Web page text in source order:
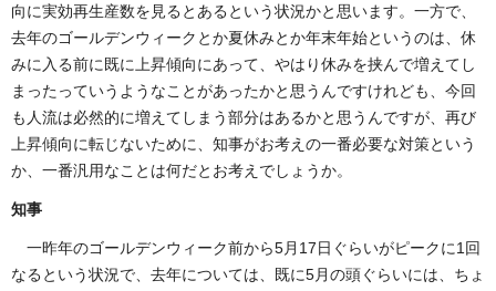
向に実効再生産数を見るとあるという状況かと思います。一方で、
去年のゴールデンウィークとか夏休みとか年末年始というのは、休
みに入る前に既に上昇傾向にあって、やはり休みを挟んで増えてし
まったっていうようなことがあったかと思うんですけれども、今回
も人流は必然的に増えてしまう部分はあるかと思うんですが、再び
上昇傾向に転じないために、知事がお考えの一番必要な対策という
か、一番汎用なことは何だとお考えでしょうか。
知事
一昨年のゴールデンウィーク前から5月17日ぐらいがピークに1回
なるという状況で、去年については、既に5月の頭ぐらいには、ちょ